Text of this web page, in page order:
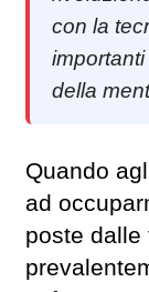
con la
della
Quando
ad
poste